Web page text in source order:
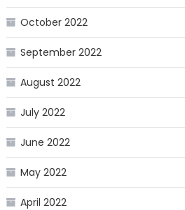
October 2022
September 2022
August 2022
July 2022
June 2022
May 2022
April 2022